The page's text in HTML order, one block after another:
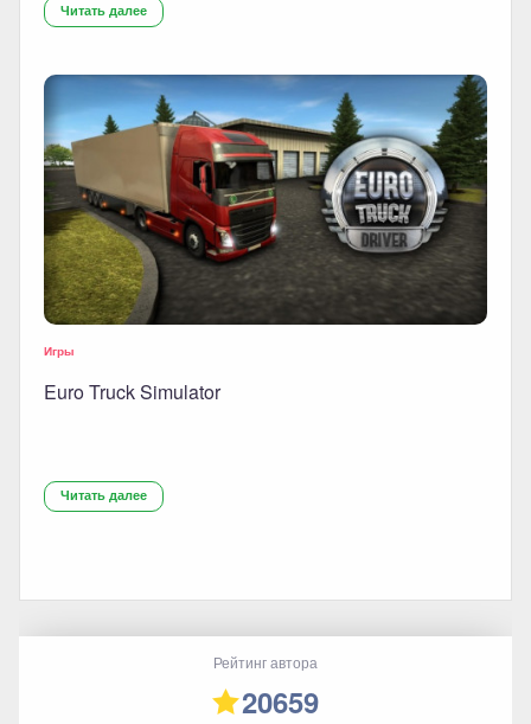
Читать далее
Игры
Euro Truck Simulator
Читать далее
Рейтинг автора
20659